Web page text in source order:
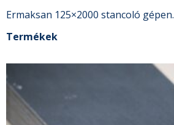
Ermaksan 125×2000 stancoló gépen.
Termékek